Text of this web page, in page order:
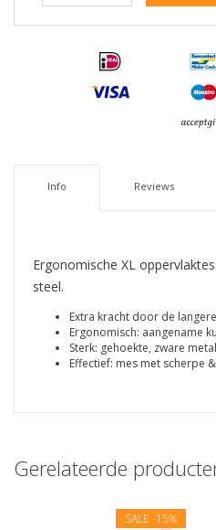
Info Reviews
Ergonomische XL
steel.
Extra kracht door de
Ergonomisch: aangename
Sterk: gehoekte, zware
Effectief: mes met scherpe
Gerelateerde
SALE -15%